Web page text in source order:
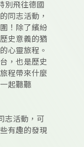
別飛往德國
同志活動，
！除了繽紛
史意義的猶
心靈旅程。
，也是歷史
程帶來什麼
起聽聽
志活動，可
有趣的發現